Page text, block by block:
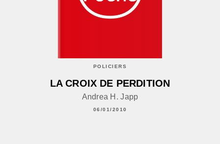
POLICIERS
LA CROIX DE PERDITION
Andrea H. Japp
06/01/2010